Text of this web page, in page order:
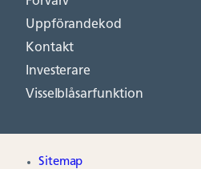
Uppförandekod
Kontakt
Investerare
Visselblåsarfunktion
Sitemap